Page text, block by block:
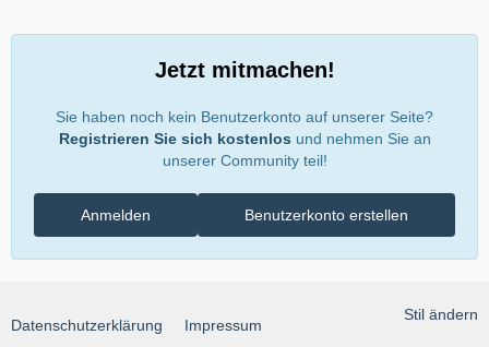
Jetzt mitmachen!
Sie haben noch kein Benutzerkonto auf unserer Seite?
Registrieren Sie sich kostenlos und nehmen Sie an
unserer Community teil!
Benutzerkonto erstellen
Anmelden
Stil ändern
Datenschutzerklärung Impressum